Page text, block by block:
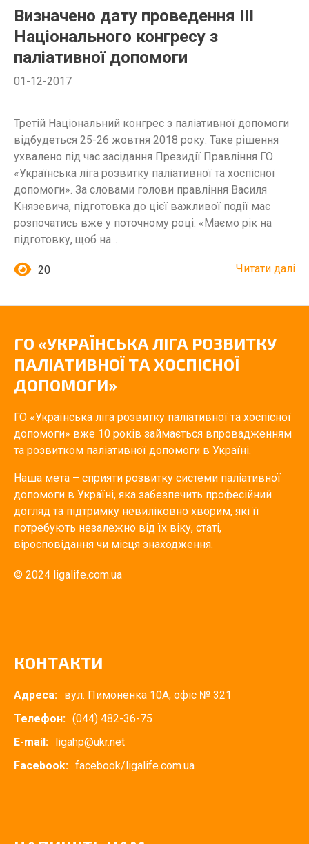
Визначено дату проведення ІІІ
Національного конгресу з
паліативної допомоги
01-12-2017
Третій Національний конгрес з паліативної допомоги
відбудеться 25-26 жовтня 2018 року. Таке рішення
ухвалено під час засідання Президії Правління ГО
«Українська ліга розвитку паліативної та хоспісної
допомоги». За словами голови правління Василя
Князевича, підготовка до цієї важливої події має
розпочатись вже у поточному році. «Маємо рік на
підготовку, щоб на...
20 Читати далі
ГО «УКРАЇНСЬКА ЛІГА РОЗВИТКУ
ПАЛІАТИВНОЇ ТА ХОСПІСНОЇ
ДОПОМОГИ»
ГО «Українська ліга розвитку паліативної та хоспісної
допомоги» вже 10 років займається впровадженням
та розвитком паліативної допомоги в Україні.
Наша мета – сприяти розвитку системи паліативної
допомоги в Україні, яка забезпечить професійний
догляд та підтримку невиліковно хворим, які її
потребують незалежно від їх віку, статі,
віросповідання чи місця знаходження.
© 2024 ligalife.com.ua
КОНТАКТИ
Адреса: вул. Пимоненка 10А, офіс № 321
Телефон: (044) 482-36-75
E-mail: ligahp@ukr.net
Facebook: facebook/ligalife.com.ua